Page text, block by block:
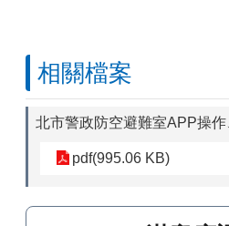
相關檔案
北市警政防空避難室APP操
pdf(995.06 KB)